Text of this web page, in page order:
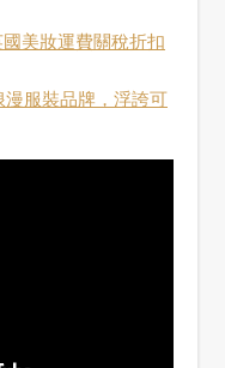
美妝運費關稅折扣
漫服裝品牌，浮誇可